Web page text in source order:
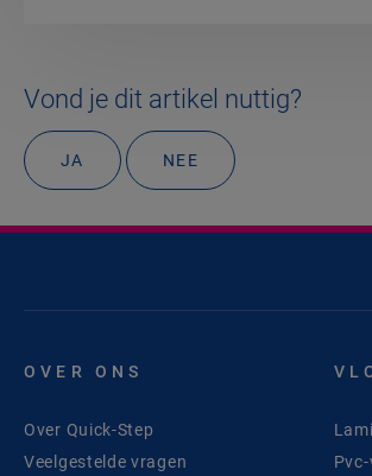
Vond je dit artikel nuttig?
JA NEE
OVER ONS
Over Quick-Step
Veelgestelde vragen